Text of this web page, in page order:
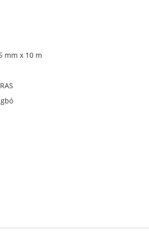
mm x 10 m